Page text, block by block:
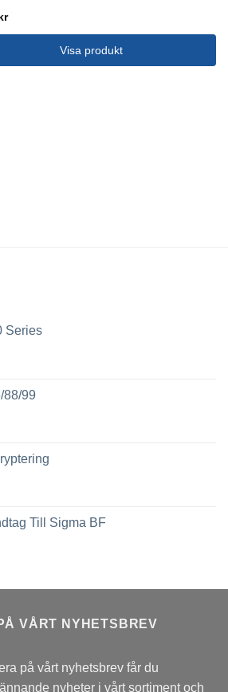
Visa produkt
Series
88/99
Till Sigma BF
VÅRT NYHETSBREV
på vårt nyhetsbrev får du
nyheter i vårt sortiment och